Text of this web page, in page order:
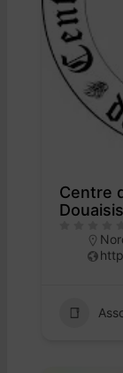
Centre
Douaisis